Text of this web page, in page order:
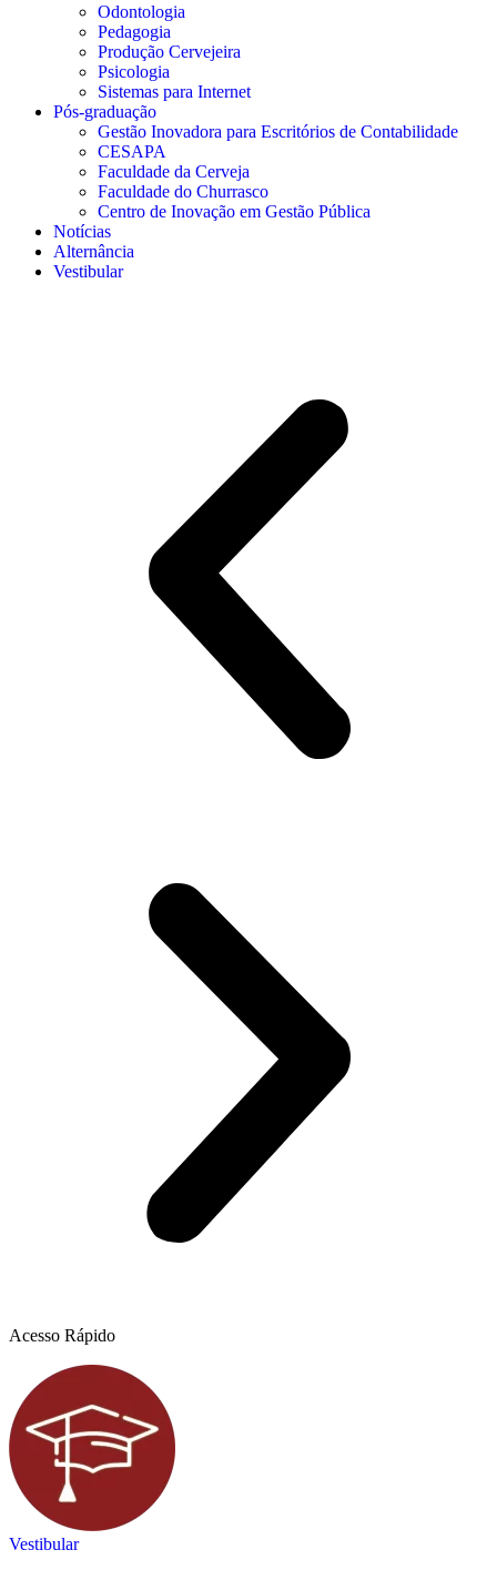
Odontologia
Pedagogia
Produção Cervejeira
Psicologia
Sistemas para Internet
Pós-graduação
Gestão Inovadora para Escritórios de Contabilidade
CESAPA
Faculdade da Cerveja
Faculdade do Churrasco
Centro de Inovação em Gestão Pública
Notícias
Alternância
Vestibular
Acesso Rápido
Vestibular